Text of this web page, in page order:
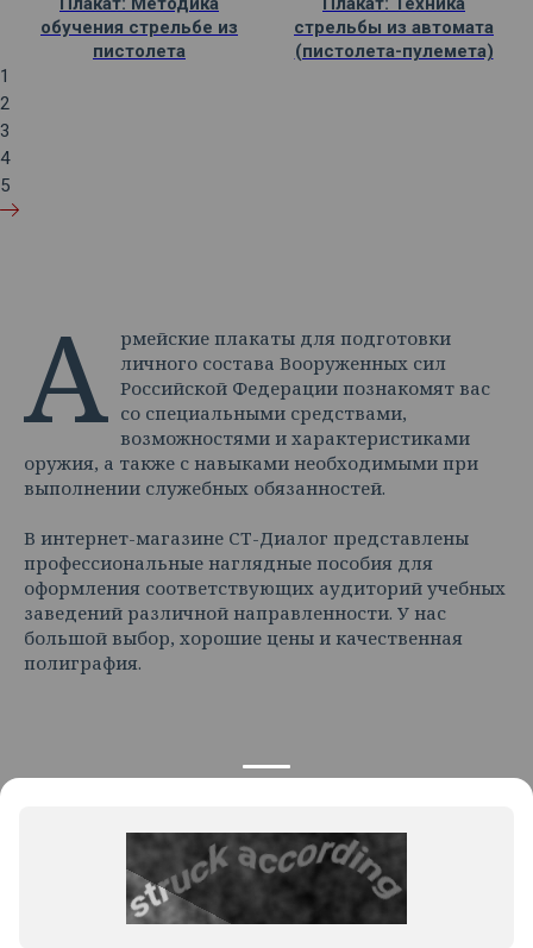
обучения стрельбе из
пистолета
стрельбы из автомата
(пистолета-пулемета)
1
2
3
4
5
А рмейские плакаты для подготовки
личного состава Вооруженных сил
Российской Федерации познакомят вас
со специальными средствами,
возможностями и характеристиками
оружия, а также с навыками необходимыми при
выполнении служебных обязанностей.
В интернет-магазине СТ-Диалог представлены
профессиональные наглядные пособия для
оформления соответствующих аудиторий учебных
заведений различной направленности. У нас
большой выбор, хорошие цены и качественная
полиграфия.
+7 925 282 34 40
ПРОДУКЦИЯ
Каталог